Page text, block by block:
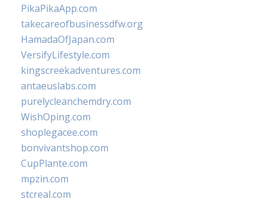
PikaPikaApp.com
takecareofbusinessdfw.org
HamadaOfJapan.com
VersifyLifestyle.com
kingscreekadventures.com
antaeuslabs.com
purelycleanchemdry.com
WishOping.com
shoplegacee.com
bonvivantshop.com
CupPlante.com
mpzin.com
stcreal.com